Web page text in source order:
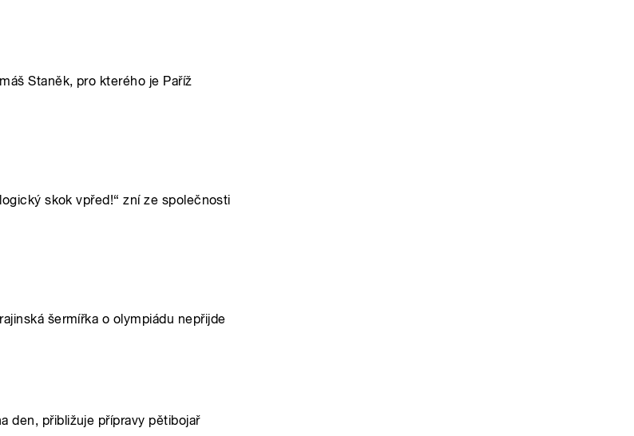
Staněk, pro kterého je Paříž
skok vpřed!“ zní ze společnosti
šermířka o olympiádu nepřijde
den, přibližuje přípravy pětibojař